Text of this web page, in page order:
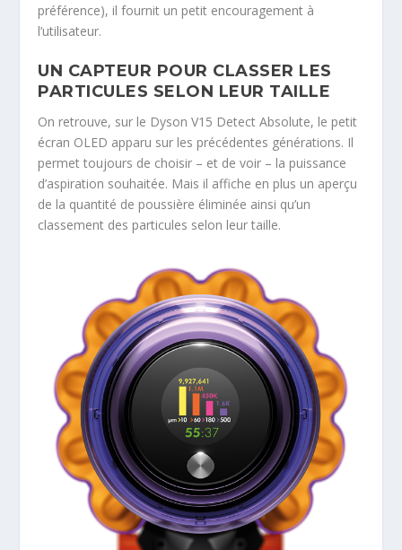
préférence), il fournit un petit encouragement à
l’utilisateur.
UN CAPTEUR POUR CLASSER LES
PARTICULES SELON LEUR TAILLE
On retrouve, sur le Dyson V15 Detect Absolute, le petit
écran OLED apparu sur les précédentes générations. Il
permet toujours de choisir – et de voir – la puissance
d’aspiration souhaitée. Mais il affiche en plus un aperçu
de la quantité de poussière éliminée ainsi qu’un
classement des particules selon leur taille.